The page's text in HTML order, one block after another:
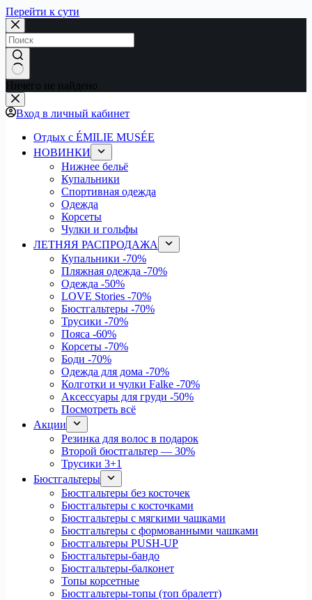
Перейти к сути
Ничего не найдено
Вход в личный кабинет
Отдых с ÉMILIE MUSÉE
НОВИНКИ
Нижнее бельё
Купальники
Спортивная одежда
Одежда
Корсеты
Чулки и гольфы
ЛЕТНЯЯ РАСПРОДАЖА
Купальники -70%
Пляжная одежда -70%
Одежда -50%
LOVE Stories -70%
Бюстгальтеры -70%
Трусики -70%
Пояса -60%
Корсеты -70%
Боди -70%
Одежда для дома -70%
Колготки и чулки Falke -70%
Аксессуары для груди -50%
Посмотреть всё
Акции
Резинка для волос в подарок
Второй бюстгальтер — 30%
Трусики 3+1
Бюстгальтеры
Бюстгальтеры без косточек
Бюстгальтеры с косточками
Бюстгальтеры с мягкими чашками
Бюстгальтеры с формованными чашками
Бюстгальтеры PUSH-UP
Бюстгальтеры-бандо
Бюстгальтеры-балконет
Топы корсетные
Бюстгальтеры-топы (топ бралетт)